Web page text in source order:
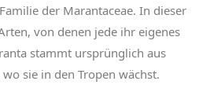
der Marantaceae. In dieser
von denen jede ihr eigenes
stammt ursprünglich aus
sie in den Tropen wächst.